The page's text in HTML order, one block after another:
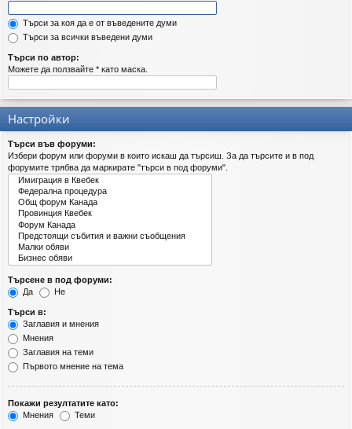
Търси за коя да е от въведените думи
Търси за всички въведени думи
Търси по автор:
Можете да ползвайте * като маска.
Настройки
Търси във форуми:
Избери форум или форуми в които искаш да търсиш. За да търсите и в под
форумите трябва да маркирате "търси в под форуми".
Търсене в под форуми:
Да
Не
Търси в:
Заглавия и мнения
Мнения
Заглавия на теми
Първото мнение на тема
Покажи резултатите като:
Мнения
Теми